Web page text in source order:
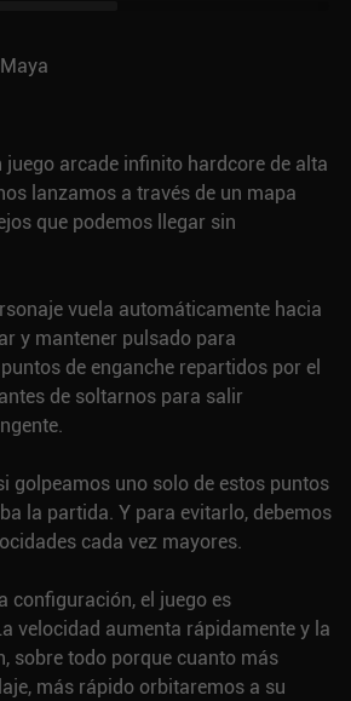
juego arcade infinito hardcore de alta
lanzamos a través de un mapa
que podemos llegar sin
vuela automáticamente hacia
y mantener pulsado para
de enganche repartidos por el
de soltarnos para salir
golpeamos uno solo de estos puntos
la partida. Y para evitarlo, debemos
cada vez mayores.
configuración, el juego es
velocidad aumenta rápidamente y la
sobre todo porque cuanto más
más rápido orbitaremos a su